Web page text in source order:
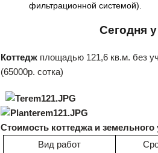
фильтрационной системой).
Сегодня
Коттеджплощадью 121,6 кв.м. без
(65000р. сотка)
Стоимость коттеджа и земельного
Вид работ